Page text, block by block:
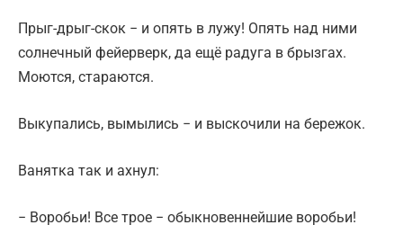
Прыг-дрыг-скок − и опять в лужу! Опять над ними
солнечный фейерверк, да ещё радуга в брызгах.
Моются, стараются.
Выкупались, вымылись − и выскочили на бережок.
Ванятка так и ахнул:
− Воробьи! Все трое − обыкновеннейшие воробьи!